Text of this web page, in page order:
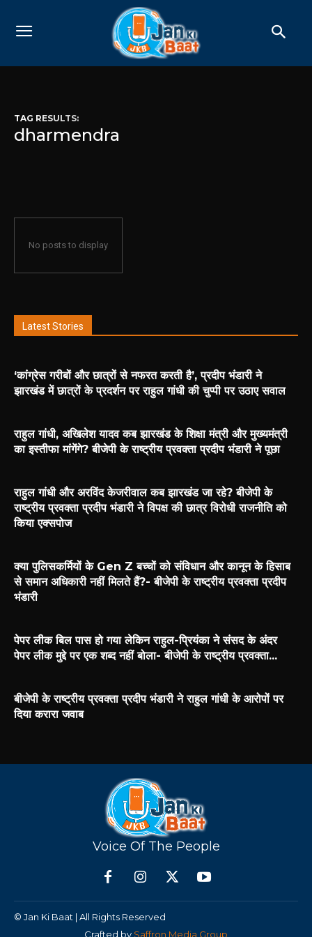
TAG RESULTS:
dharmendra
No posts to display
Latest Stories
‘कांग्रेस गरीबों और छात्रों से नफरत करती है’, प्रदीप भंडारी ने
झारखंड में छात्रों के प्रदर्शन पर राहुल गांधी की चुप्पी पर उठाए सवाल
राहुल गांधी, अखिलेश यादव कब झारखंड के शिक्षा मंत्री और मुख्यमंत्री
का इस्तीफा मांगेंगे? बीजेपी के राष्ट्रीय प्रवक्ता प्रदीप भंडारी ने पूछा
राहुल गांधी और अरविंद केजरीवाल कब झारखंड जा रहे? बीजेपी के
राष्ट्रीय प्रवक्ता प्रदीप भंडारी ने विपक्ष की छात्र विरोधी राजनीति को
किया एक्सपोज
क्या पुलिसकर्मियों के Gen Z बच्चों को संविधान और कानून के हिसाब
से समान अधिकारी नहीं मिलते हैं?- बीजेपी के राष्ट्रीय प्रवक्ता प्रदीप
भंडारी
पेपर लीक बिल पास हो गया लेकिन राहुल-प्रियंका ने संसद के अंदर
पेपर लीक मुद्दे पर एक शब्द नहीं बोला- बीजेपी के राष्ट्रीय प्रवक्ता...
बीजेपी के राष्ट्रीय प्रवक्ता प्रदीप भंडारी ने राहुल गांधी के आरोपों पर
दिया करारा जवाब
Voice Of The People
© Jan Ki Baat | All Rights Reserved
Crafted by Saffron Media Group